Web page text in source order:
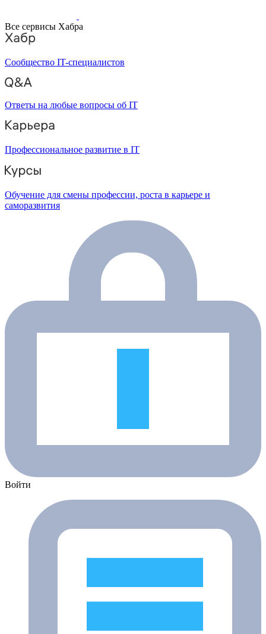
Все сервисы Хабра
Сообщество IT-специалистов
Ответы на любые вопросы об IT
Профессиональное развитие в IT
Обучение для смены профессии, роста в карьере и
саморазвития
Войти